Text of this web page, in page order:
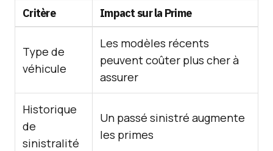
Critère Impact sur la Prime
Type de
véhicule
Les modèles récents
peuvent coûter plus cher à
assurer
Historique
de
sinistralité
Un passé sinistré augmente
les primes